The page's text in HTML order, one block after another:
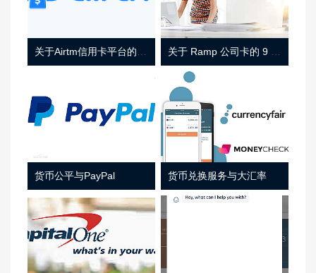
货币公平与PayPal 货币兑换服务与大汇率